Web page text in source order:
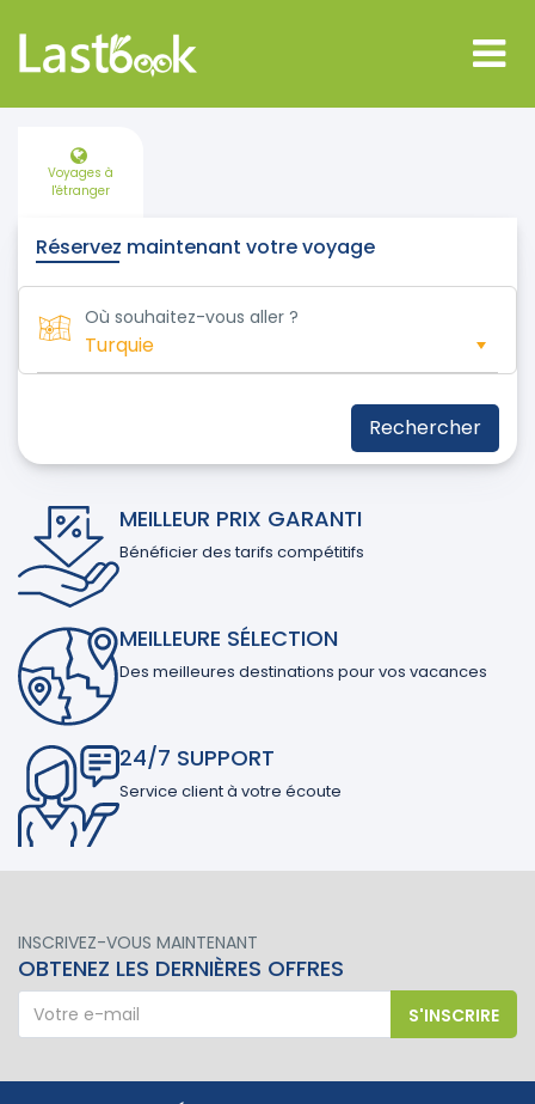
Voyages à
l'étranger
Réservez maintenant votre voyage
Où souhaitez-vous aller ?
Rechercher
MEILLEUR PRIX GARANTI
Bénéficier des tarifs compétitifs
MEILLEURE SÉLECTION
Des meilleures destinations pour vos vacances
24/7 SUPPORT
Service client à votre écoute
INSCRIVEZ-VOUS MAINTENANT
OBTENEZ LES DERNIÈRES OFFRES
S'INSCRIRE